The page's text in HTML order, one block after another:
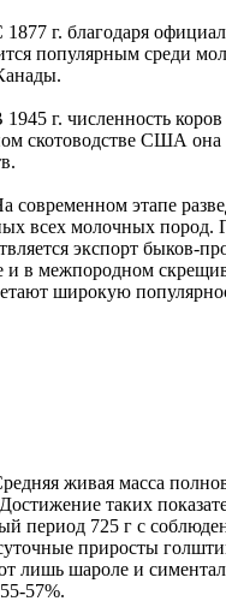
г. благодаря
популярным среди
г. численность коров
скотоводстве США она
этапе
всех молочных пород.
экспорт быков-
и в межпородном
широкую
живая масса
таких
период 725 г с
приросты
лишь шароле и
57%.